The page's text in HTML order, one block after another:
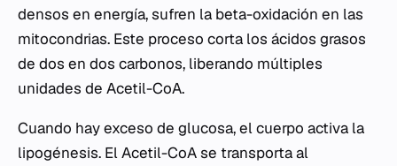
densos en energía, sufren la beta-oxidación en las
mitocondrias. Este proceso corta los ácidos grasos
de dos en dos carbonos, liberando múltiples
unidades de Acetil-CoA.
Cuando hay exceso de glucosa, el cuerpo activa la
lipogénesis. El Acetil-CoA se transporta al